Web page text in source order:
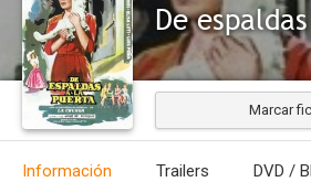
Marcar
Información Trailers DVD /